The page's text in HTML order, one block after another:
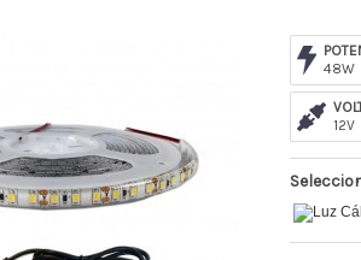
48W
12V